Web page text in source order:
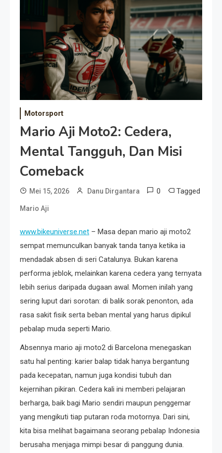
Event Besar
Motorsport
Mario Aji Moto2: Cedera,
Mental Tangguh, Dan Misi
Comeback
Mei 15, 2026 Danu Dirgantara 0 Tagged
Mario Aji
www.bikeuniverse.net – Masa depan mario aji moto2
sempat memunculkan banyak tanda tanya ketika ia
mendadak absen di seri Catalunya. Bukan karena
performa jeblok, melainkan karena cedera yang ternyata
lebih serius daripada dugaan awal. Momen inilah yang
sering luput dari sorotan: di balik sorak penonton, ada
rasa sakit fisik serta beban mental yang harus dipikul
pebalap muda seperti Mario.
Absennya mario aji moto2 di Barcelona menegaskan
satu hal penting: karier balap tidak hanya bergantung
pada kecepatan, namun juga kondisi tubuh dan
kejernihan pikiran. Cedera kali ini memberi pelajaran
berharga, baik bagi Mario sendiri maupun penggemar
yang mengikuti tiap putaran roda motornya. Dari sini,
kita bisa melihat bagaimana seorang pebalap Indonesia
berusaha menjaga mimpi besar di panggung dunia.